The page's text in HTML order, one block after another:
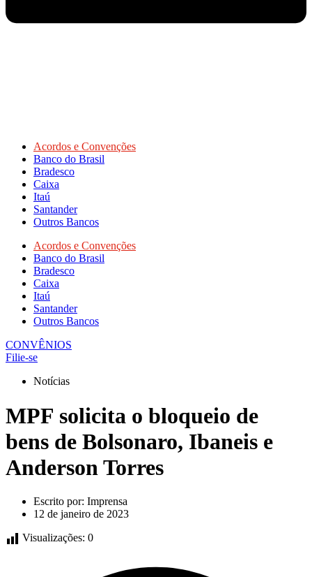
Acordos e Convenções
Banco do Brasil
Bradesco
Caixa
Itaú
Santander
Outros Bancos
Acordos e Convenções
Banco do Brasil
Bradesco
Caixa
Itaú
Santander
Outros Bancos
CONVÊNIOS
Filie-se
Notícias
MPF solicita o bloqueio de
bens de Bolsonaro, Ibaneis e
Anderson Torres
Escrito por: Imprensa
12 de janeiro de 2023
Visualizações: 0